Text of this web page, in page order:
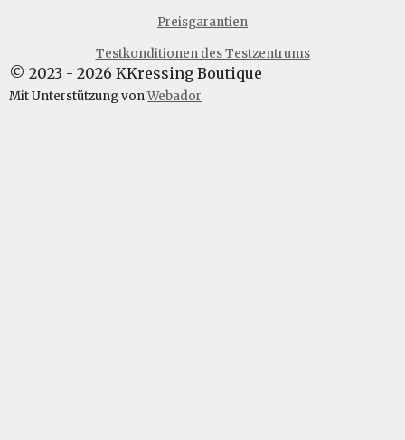
o
k
a
r
a
m
o
p
p
Preisgarantien
Testkonditionen des Testzentrums
© 2023 - 2026 KKressing Boutique
Mit Unterstützung vonWebador